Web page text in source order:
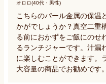
オロロ(40代・男性)
こちらのパール金属の保温
かがでしょうか？真空二重
る前におかずをご飯にのせ
るランチジャーです。汁漏
に楽しむことができます。
大容量の商品でお勧めです。